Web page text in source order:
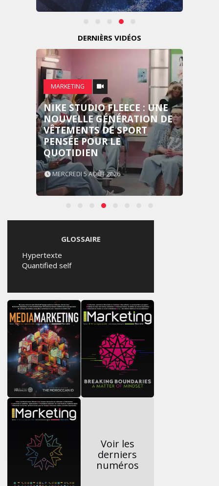
DERNIÈRS VIDÉOS
MARKETING
NIKE STUDIO FLEECE : UNE
NOUVELLE GÉNÉRATION DE
VÊTEMENTS DE SPORT
PENSÉE POUR LE
QUOTIDIEN
MERCREDI 5 AOÛT 2026
GLOSSAIRE
Hypertexte
Quantified self
Voir les
derniers
numéros